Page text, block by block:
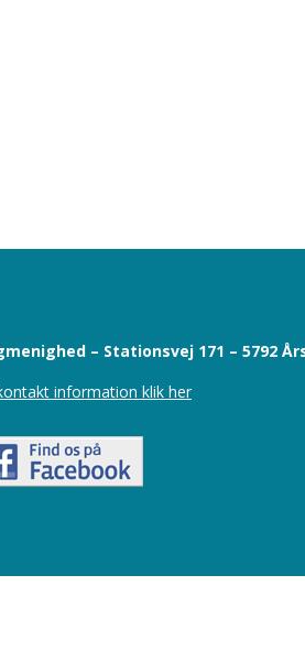
– Stationsvej 171 – 5792
information klik her